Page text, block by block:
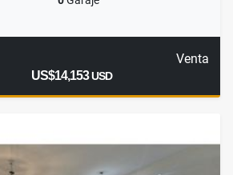
Venta
US$14,153USD